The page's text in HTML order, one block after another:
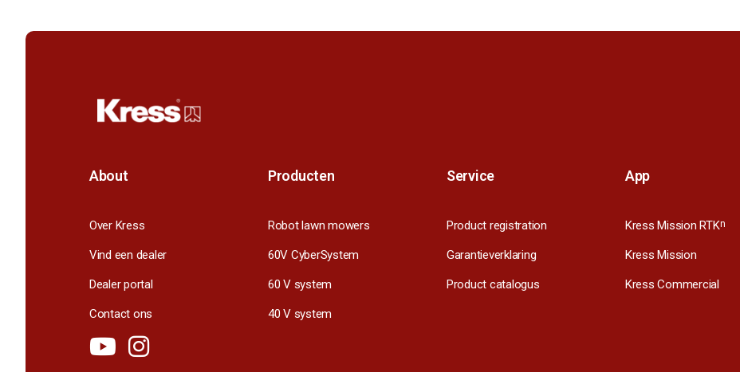
About
Over Kress
Vind een dealer
Dealer portal
Contact ons
Producten
Robot lawn mowers
60V CyberSystem
60 V system
40 V system
Service
Product registration
Garantieverklaring
Product catalogus
App
Kress Mission RTKn
Kress Mission
Kress Commercial